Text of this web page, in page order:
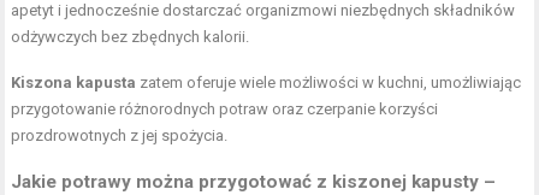
apetyt i jednocześnie dostarczać organizmowi niezbędnych składników
odżywczych bez zbędnych kalorii.
Kiszona kapusta zatem oferuje wiele możliwości w kuchni, umożliwiając
przygotowanie różnorodnych potraw oraz czerpanie korzyści
prozdrowotnych z jej spożycia.
Jakie potrawy można przygotować z kiszonej kapusty –